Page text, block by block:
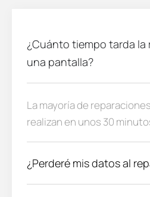
¿Cuánto tiempo tarda la
una pantalla?
La mayoría de
realizan en unos 30
¿Perderé mis datos al